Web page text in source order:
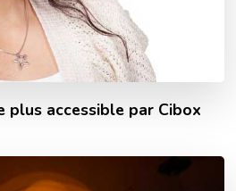
plus accessible par Cibox